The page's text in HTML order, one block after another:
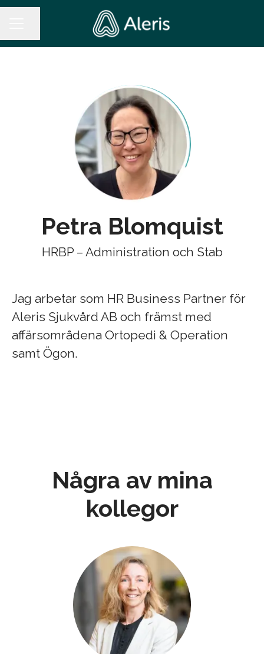
Petra Blomquist
HRBP – Administration och Stab
Jag arbetar som HR Business Partner för
Aleris Sjukvård AB och främst med
affärsområdena Ortopedi & Operation
samt Ögon.
Några av mina
kollegor